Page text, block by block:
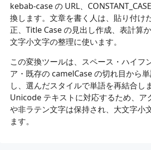
kebab-case の URL、
換します。文章を書く人は、貼り付け
正、Title Case の見出し作成、表計算
文字小文字の整理に使います。
この変換ツールは、スペース・ハイフ
ア・既存の camelCase の切れ目から
し、選んだスタイルで単語を再結合し
Unicode テキストに対応するため、ア
や非ラテン文字は保持され、大文字小
ます。